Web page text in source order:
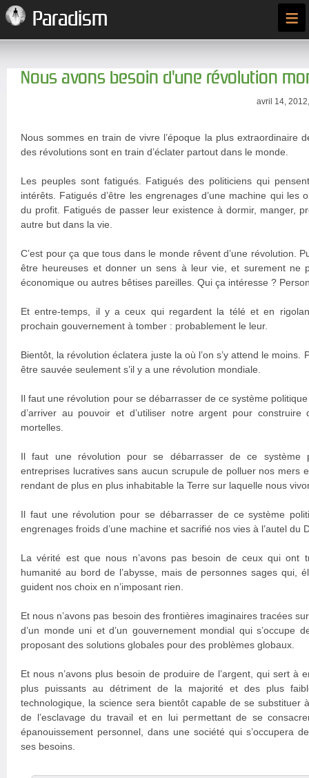
Paradism ≡
Nous avons besoin d'une révolution
avril 14,
Nous sommes en train de vivre l’époque la plus extraordinaire
des révolutions sont en train d’éclater partout dans le monde.
Les peuples sont fatigués. Fatigués des politiciens qui
intérêts. Fatigués d’être les engrenages d’une machine qui les
du profit. Fatigués de passer leur existence à dormir, manger,
autre but dans la vie.
C’est pour ça que tous dans le monde rêvent d’une révolution.
être heureuses et donner un sens à leur vie, et surement ne
économique ou autres bêtises pareilles. Qui ça intéresse ?
Et entre-temps, il y a ceux qui regardent la télé et en
prochain gouvernement à tomber : probablement le leur.
Bientôt, la révolution éclatera juste la où l’on s’y attend le moins.
être sauvée seulement s’il y a une révolution mondiale.
Il faut une révolution pour se débarrasser de ce système
d’arriver au pouvoir et d’utiliser notre argent pour
mortelles.
Il faut une révolution pour se débarrasser de ce système
entreprises lucratives sans aucun scrupule de polluer nos mers
rendant de plus en plus inhabitable la Terre sur laquelle nous
Il faut une révolution pour se débarrasser de ce système
engrenages froids d’une machine et sacrifié nos vies à l’autel du
La vérité est que nous n’avons pas besoin de ceux qui ont
humanité au bord de l’abysse, mais de personnes sages qui,
guident nos choix en n’imposant rien.
Et nous n’avons pas besoin des frontières imaginaires tracées
d’un monde uni et d’un gouvernement mondial qui s’occupe
proposant des solutions globales pour des problèmes globaux.
Et nous n’avons plus besoin de produire de l’argent, qui sert à
plus puissants au détriment de la majorité et des plus
technologique, la science sera bientôt capable de se substituer
de l’esclavage du travail et en lui permettant de se
épanouissement personnel, dans une société qui s’occupera
ses besoins.